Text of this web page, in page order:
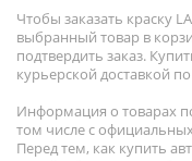
Чтобы заказать краску
выбранный товар в
подтвердить заказ.
курьерской доставкой
Информация о товарах
том числе с
Перед тем, как купить